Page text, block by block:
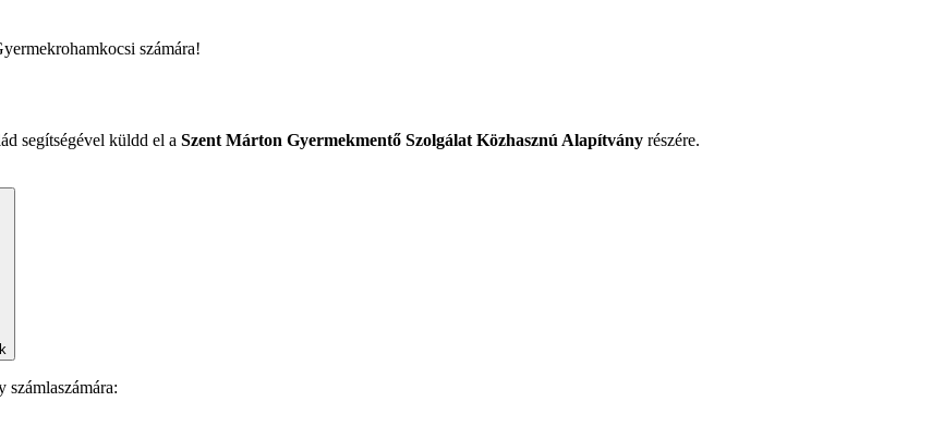
számára!
segítségével küldd el a Szent Márton Gyermekmentő Szolgálat Közhasznú Alapítvány részére.
számlaszámára: